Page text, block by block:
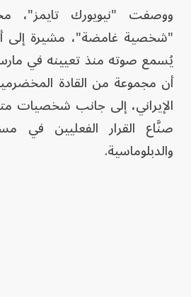
ووصفت "نيويورك تايمز"،
"شخصية غامضة"، مشيرة إلى
يُسمع صوته منذ تعيينه في
أن مجموعة من القادة
الإيراني، إلى جانب شخصيات
صنَّاع القرار الفعليين في
والدبلوماسية.